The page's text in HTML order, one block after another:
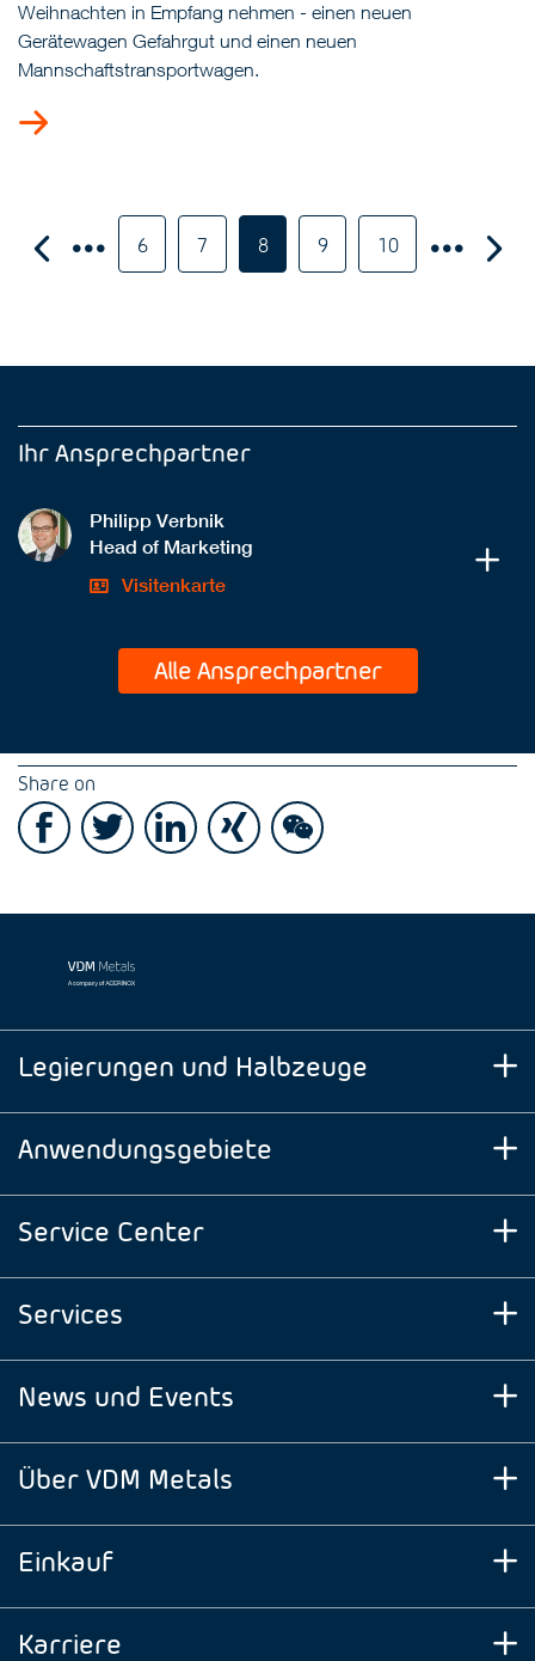
Weihnachten in Empfang nehmen - einen neuen
Gerätewagen Gefahrgut und einen neuen
Mannschaftstransportwagen.
6 7 8 9 10
Ihr Ansprechpartner
Philipp Verbnik
Head of Marketing
Visitenkarte
Alle Ansprechpartner
Share on
Legierungen und Halbzeuge
Anwendungsgebiete
Service Center
Services
News und Events
Über VDM Metals
Einkauf
Karriere